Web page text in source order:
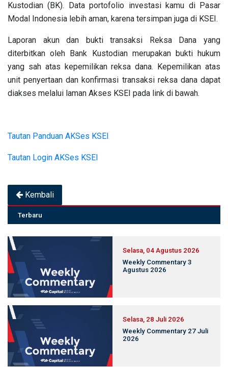
Kustodian (BK). Data portofolio investasi kamu di Pasar
Modal Indonesia lebih aman, karena tersimpan juga di KSEI.
Laporan akun dan bukti transaksi Reksa Dana yang
diterbitkan oleh Bank Kustodian merupakan bukti hukum
yang sah atas kepemilikan reksa dana. Kepemilikan atas
unit penyertaan dan konfirmasi transaksi reksa dana dapat
diakses melalui laman Akses KSEI pada link di bawah.
Tautan Panduan AKSes KSEI
Tautan Login AKSes KSEI
Kembali
Terbaru
Selasa, 04 Agustus 2026
Weekly Commentary 3
Agustus 2026
Selasa, 28 Juli 2026
Weekly Commentary 27 Juli
2026